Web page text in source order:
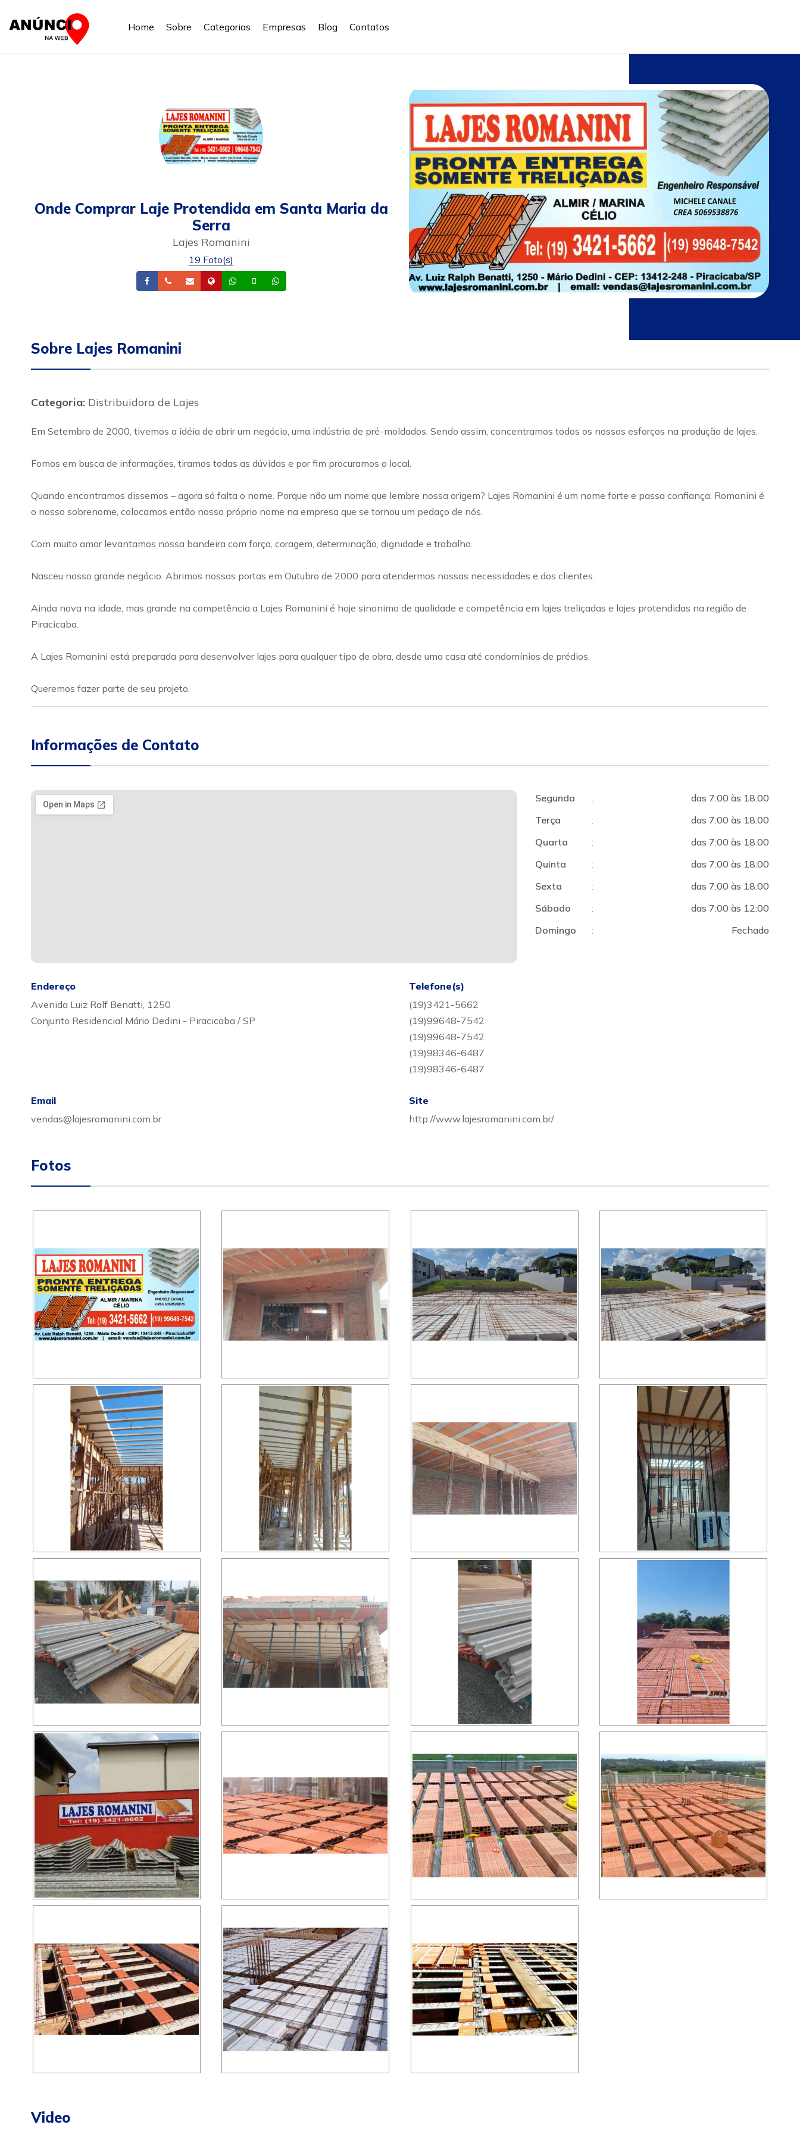
Home Sobre Categorias Empresas Blog Contatos
Onde Comprar Laje Protendida em Santa Maria da
Serra
Lajes Romanini
19 Foto(s)
FacebookTelefoneEmail Site Whatsapp
Celular
Sobre Lajes Romanini
Categoria: Distribuidora de Lajes
Em Setembro de 2000, tivemos a idéia de abrir um negócio, uma indústria de pré-moldados. Sendo assim, concentramos todos os nossos esforços na produção de lajes.
Fomos em busca de informações, tiramos todas as dúvidas e por fim procuramos o local.
Quando encontramos dissemos – agora só falta o nome. Porque não um nome que lembre nossa origem? Lajes Romanini é um nome forte e passa confiança. Romanini é
o nosso sobrenome, colocamos então nosso próprio nome na empresa que se tornou um pedaço de nós.
Com muito amor levantamos nossa bandeira com força, coragem, determinação, dignidade e trabalho.
Nasceu nosso grande negócio. Abrimos nossas portas em Outubro de 2000 para atendermos nossas necessidades e dos clientes.
Ainda nova na idade, mas grande na competência a Lajes Romanini é hoje sinonimo de qualidade e competência em lajes treliçadas e lajes protendidas na região de
Piracicaba.
A Lajes Romanini está preparada para desenvolver lajes para qualquer tipo de obra, desde uma casa até condomínios de prédios.
Queremos fazer parte de seu projeto.
Informações de Contato
Segunda :
das 7:00 às 18:00
Terça
:
das 7:00 às 18:00
Quarta
:
das 7:00 às 18:00
Quinta
:
das 7:00 às 18:00
Sexta
:
das 7:00 às 18:00
Sábado
:
das 7:00 às 12:00
Domingo
: Fechado
Endereço
Avenida Luiz Ralf Benatti, 1250
Conjunto Residencial Mário Dedini - Piracicaba / SP
Telefone(s)
(19)3421-5662
(19)99648-7542
(19)99648-7542
(19)98346-6487
(19)98346-6487
Email
vendas@lajesromanini.com.br
Site
http://www.lajesromanini.com.br/
Fotos
Video